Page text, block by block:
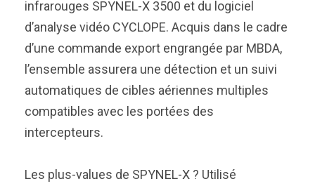
infrarouges SPYNEL-X 3500 et du logiciel
d’analyse vidéo CYCLOPE. Acquis dans le cadre
d’une commande export engrangée par MBDA,
l’ensemble assurera une détection et un suivi
automatiques de cibles aériennes multiples
compatibles avec les portées des
intercepteurs.
Les plus-values de SPYNEL-X ? Utilisé